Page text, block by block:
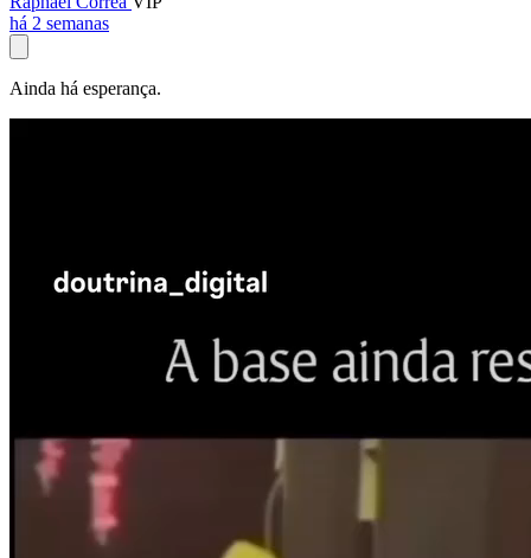
há 2 semanas
Ainda há esperança.